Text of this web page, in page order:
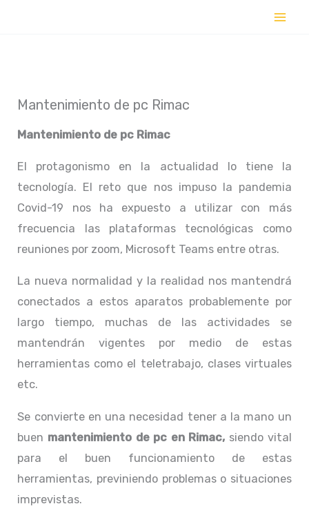
Mantenimiento de pc Rimac
Mantenimiento de pc Rimac
El protagonismo en la actualidad lo tiene la
tecnología. El reto que nos impuso la pandemia
Covid-19 nos ha expuesto a utilizar con más
frecuencia las plataformas tecnológicas como
reuniones por zoom, Microsoft Teams entre otras.
La nueva normalidad y la realidad nos mantendrá
conectados a estos aparatos probablemente por
largo tiempo, muchas de las actividades se
mantendrán vigentes por medio de estas
herramientas como el teletrabajo, clases virtuales
etc.
Se convierte en una necesidad tener a la mano un
buen mantenimiento de pc en Rimac, siendo vital
para el buen funcionamiento de estas
herramientas, previniendo problemas o situaciones
imprevistas.